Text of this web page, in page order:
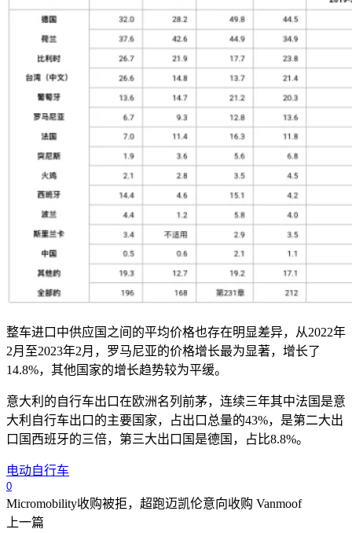
整车进口中供应国之间的平均价格也存在明显差异，从2022年
2月至2023年2月，罗马尼亚的价格增长最为显著，增长了
14.8%，其他国家的增长趋势较为平缓。
意大利的自行车出口在欧洲名列前茅，连续三年其中法国是意
大利自行车出口的主要国家，占出口总量的43%，是第二大出
口国西班牙的三倍，第三大出口国是德国，占比8.8%。
电动自行车
0
Micromobility收购被拒，超跑迈凯伦意向收购 Vanmoof
上一篇